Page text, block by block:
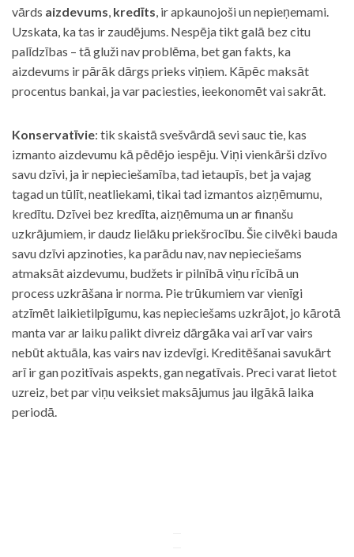
vārds aizdevums, kredīts, ir apkaunojoši un nepieņemami.
Uzskata, ka tas ir zaudējums. Nespēja tikt galā bez citu
palīdzības – tā gluži nav problēma, bet gan fakts, ka
aizdevums ir pārāk dārgs prieks viņiem. Kāpēc maksāt
procentus bankai, ja var paciesties, ieekonomēt vai sakrāt.
Konservatīvie: tik skaistā svešvārdā sevi sauc tie, kas
izmanto aizdevumu kā pēdējo iespēju. Viņi vienkārši dzīvo
savu dzīvi, ja ir nepieciešamība, tad ietaupīs, bet ja vajag
tagad un tūlīt, neatliekami, tikai tad izmantos aizņēmumu,
kredītu. Dzīvei bez kredīta, aizņēmuma un ar finanšu
uzkrājumiem, ir daudz lielāku priekšrocību. Šie cilvēki bauda
savu dzīvi apzinoties, ka parādu nav, nav nepieciešams
atmaksāt aizdevumu, budžets ir pilnībā viņu rīcībā un
process uzkrāšana ir norma. Pie trūkumiem var vienīgi
atzīmēt laikietilpīgumu, kas nepieciešams uzkrājot, jo kārotā
manta var ar laiku palikt divreiz dārgāka vai arī var vairs
nebūt aktuāla, kas vairs nav izdevīgi. Kreditēšanai savukārt
arī ir gan pozitīvais aspekts, gan negatīvais. Preci varat lietot
uzreiz, bet par viņu veiksiet maksājumus jau ilgākā laika
periodā.